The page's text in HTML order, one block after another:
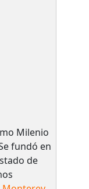
Milenio
fundó en
de